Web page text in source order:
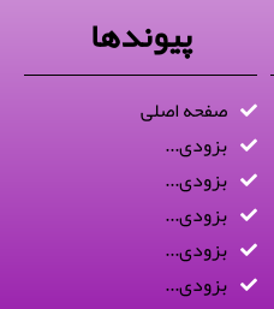
پیوندها
صفحه اصلی
بزودی...
بزودی...
بزودی...
بزودی...
بزودی...